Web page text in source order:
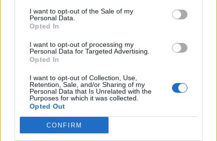
I want to opt-out of the Sale of my
Personal Data.
Opted In
I want to opt-out of processing my
Personal Data for Targeted Advertising.
Opted In
I want to opt-out of Collection, Use,
Retention, Sale, and/or Sharing of my
Personal Data that Is Unrelated with the
Purposes for which it was collected.
Opted Out
CONFIRM
video vsebinami in predavanji ter praktični del na
Ob začetku šolskega leta bo AVP šole in vrtce
ponovno povabila k vključevanju prometne varnosti
v pedagoške dejavnosti ter spodbujanju
varne in
trajnostne mobilnosti otrok
partner se bo pridružila projektuSPV MOL PoZOOr
in bodi vZOOren, v okviru katerega so nastali